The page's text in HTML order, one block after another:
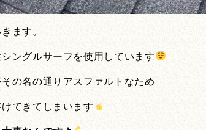
ます。
ングルサーフを使用しています
の名の通りアスファルトなため
てきてしまいます